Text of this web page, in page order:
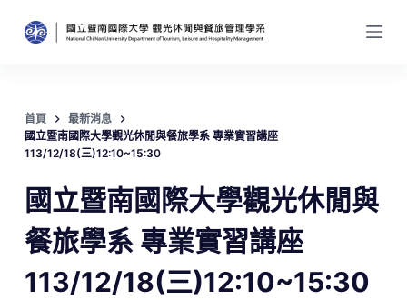
跳
至
內
容
首頁
最新消息
國立暨南國際大學觀光休閒與餐旅學系 專業實習講座
113/12/18(三)12:10~15:30
國立暨南國際大學觀光休閒與
餐旅學系 專業實習講座
113/12/18(三)12:10~15:30